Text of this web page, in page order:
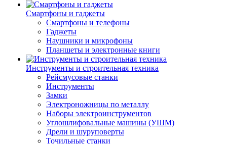
Смартфоны и гаджеты
Смартфоны и телефоны
Гаджеты
Наушники и микрофоны
Планшеты и электронные книги
Инструменты и строительная техника
Рейсмусовые станки
Инструменты
Замки
Электроножницы по металлу
Наборы электроинструментов
Углошлифовальные машины (УШМ)
Дрели и шуруповерты
Точильные станки